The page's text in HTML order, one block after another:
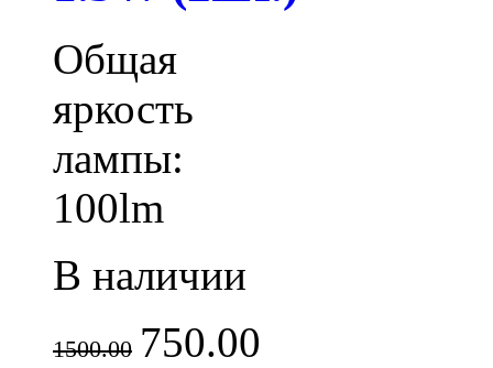
Общая
яркость
лампы:
100lm
В наличии
1500.00 750.00